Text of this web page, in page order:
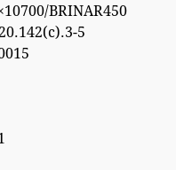
BRINAR450
5